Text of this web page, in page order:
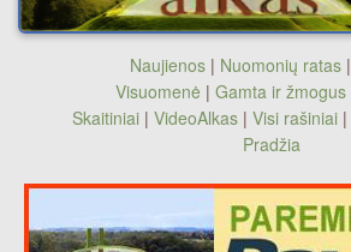
Naujienos| Nuomonių ratas|
Visuomenė | Gamta ir žmogus
Skaitiniai | VideoAlkas | Visi rašiniai |
Pradžia